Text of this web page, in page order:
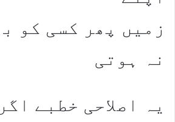
زمیں پھر کسی کو
نہ ہوتی
یہ اصلاحی خطبے